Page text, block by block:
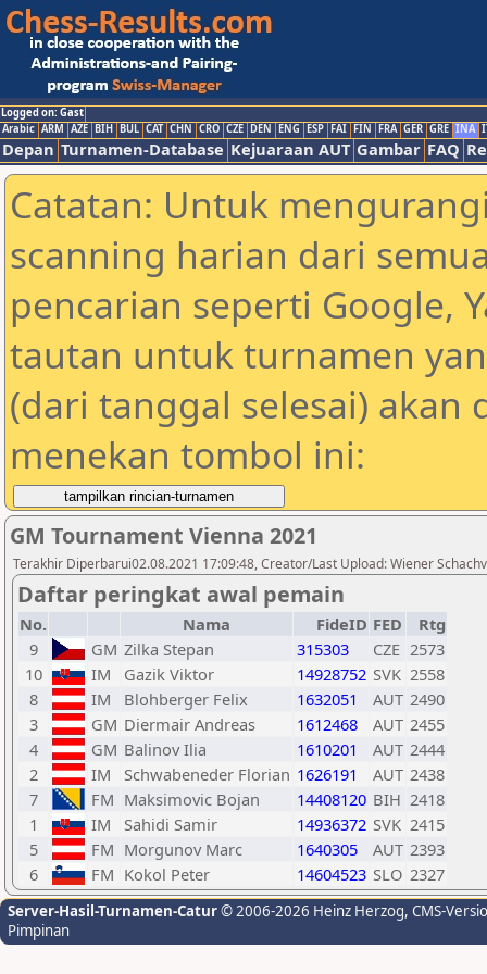
Logged on: Gast
Arabic ARM AZE BIH BUL CAT CHN CRO CZE DEN ENG ESP FAI FIN FRA GER GRE INA
Depan Turnamen-Database Kejuaraan AUT Gambar FAQ
Catatan: Untuk
scanning harian dari
pencarian seperti Google,
tautan untuk turnamen
(dari tanggal selesai) akan
menekan tombol ini:
GM Tournament Vienna 2021
Terakhir Diperbarui02.08.2021 17:09:48, Creator/Last Upload: Wiener
Daftar peringkat awal pemain
No. Nama FideID FED
Rtg
9
GM Zilka Stepan 315303 CZE 2573
10
IM Gazik Viktor 14928752 SVK 2558
8
IM Blohberger Felix 1632051 AUT 2490
3
GM Diermair Andreas 1612468 AUT 2455
4
GM Balinov Ilia 1610201 AUT 2444
2
IM Schwabeneder Florian 1626191 AUT 2438
7
FM Maksimovic Bojan 14408120 BIH 2418
1
IM Sahidi Samir 14936372 SVK 2415
5
FM Morgunov Marc 1640305 AUT 2393
6
FM Kokol Peter 14604523 SLO 2327
Server-Hasil-Turnamen-Catur© 2006-2026 Heinz Herzog, CMS-
Pimpinan